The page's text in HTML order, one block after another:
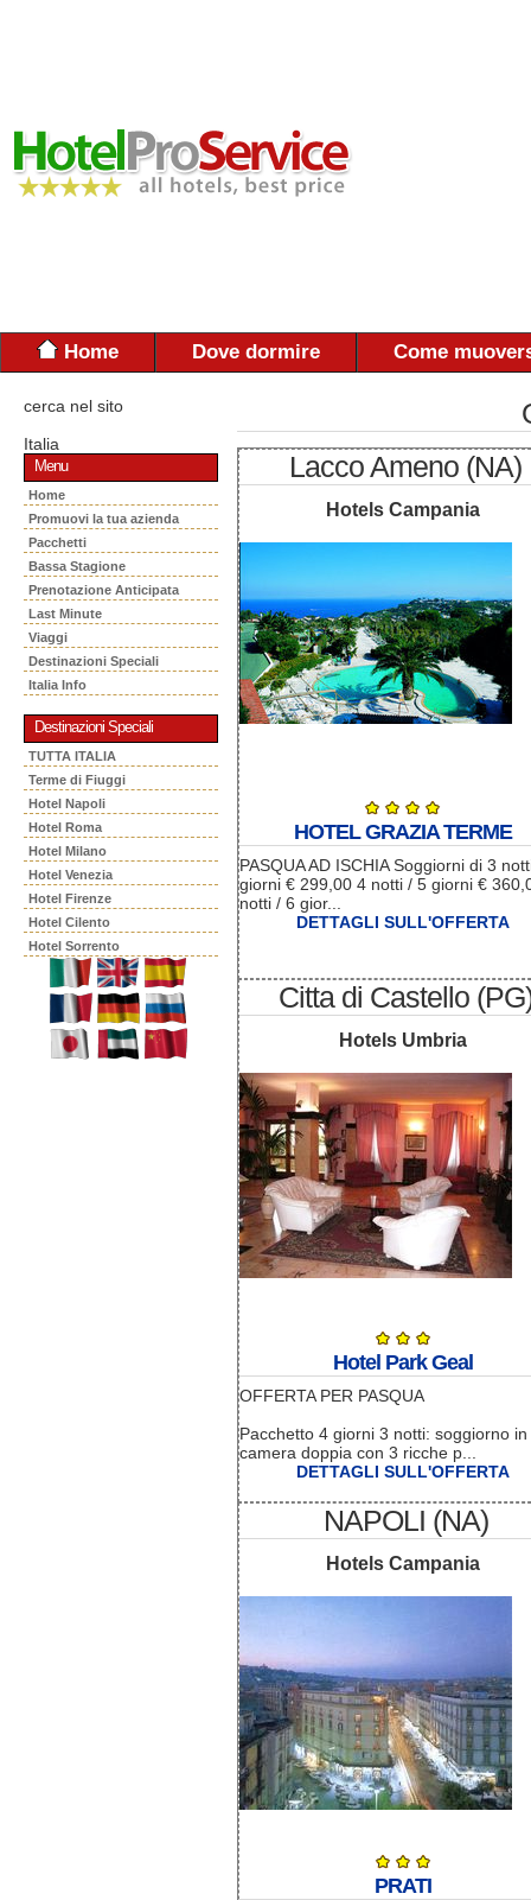
Home Dove dormire Come
cerca nel sito
Italia
Menu
Home
Promuovi la tua azienda
Pacchetti
Bassa Stagione
Prenotazione Anticipata
Last Minute
Viaggi
Destinazioni Speciali
Italia Info
Destinazioni Speciali
TUTTA ITALIA
Terme di Fiuggi
Hotel Napoli
Hotel Roma
Hotel Milano
Hotel Venezia
Hotel Firenze
Hotel Cilento
Hotel Sorrento
Lacco Ameno (NA)
Hotels Campania
HOTEL GRAZIA TERME
PASQUA AD ISCHIA Soggiorni di 3
giorni € 299,00 4 notti / 5 giorni €
notti / 6 gior...
DETTAGLI SULL'OFFERTA
Citta di Castello
Hotels Umbria
Hotel Park Geal
OFFERTA PER PASQUA
Pacchetto 4 giorni 3 notti: soggiorno in
camera doppia con 3 ricche p...
DETTAGLI SULL'OFFERTA
NAPOLI (NA)
Hotels Campania
PRATI